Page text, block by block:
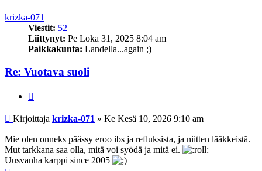
krizka-071
Viestit: 52
Liittynyt: Pe Loka 31, 2025 8:04 am
Paikkakunta: Landella...again ;)
Re: Vuotava suoli
Viesti
Kirjoittaja krizka-071 » Ke Kesä 10, 2026 9:10 am
Mie olen onneks päässy eroo ibs ja refluksista, ja niitten lääkkeistä.
Mut tarkkana saa olla, mitä voi syödä ja mitä ei.
Uusvanha karppi since 2005